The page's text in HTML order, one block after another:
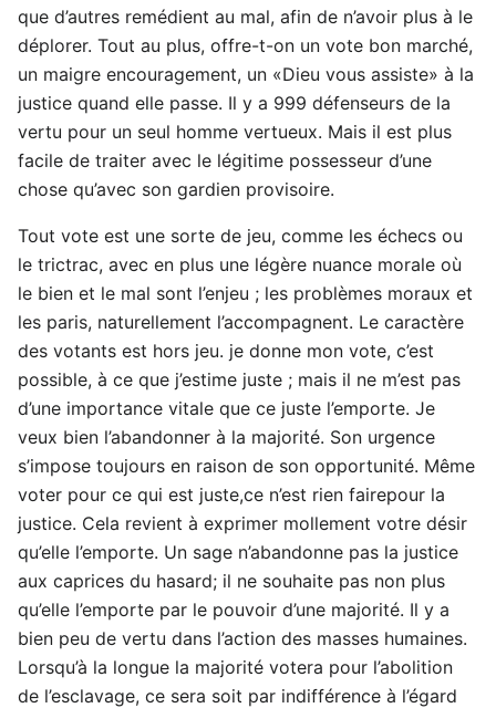
que d’autres remédient au mal, afin de n’avoir plus à le
déplorer. Tout au plus, offre-t-on un vote bon marché,
un maigre encouragement, un «Dieu vous assiste» à la
justice quand elle passe. Il y a 999 défenseurs de la
vertu pour un seul homme vertueux. Mais il est plus
facile de traiter avec le légitime possesseur d’une
chose qu’avec son gardien provisoire.
Tout vote est une sorte de jeu, comme les échecs ou
le trictrac, avec en plus une légère nuance morale où
le bien et le mal sont l’enjeu ; les problèmes moraux et
les paris, naturellement l’accompagnent. Le caractère
des votants est hors jeu. je donne mon vote, c’est
possible, à ce que j’estime juste ; mais il ne m’est pas
d’une importance vitale que ce juste l’emporte. Je
veux bien l’abandonner à la majorité. Son urgence
s’impose toujours en raison de son opportunité. Même
voter pour ce qui est juste,ce n’est rien fairepour la
justice. Cela revient à exprimer mollement votre désir
qu’elle l’emporte. Un sage n’abandonne pas la justice
aux caprices du hasard; il ne souhaite pas non plus
qu’elle l’emporte par le pouvoir d’une majorité. Il y a
bien peu de vertu dans l’action des masses humaines.
Lorsqu’à la longue la majorité votera pour l’abolition
de l’esclavage, ce sera soit par indifférence à l’égard